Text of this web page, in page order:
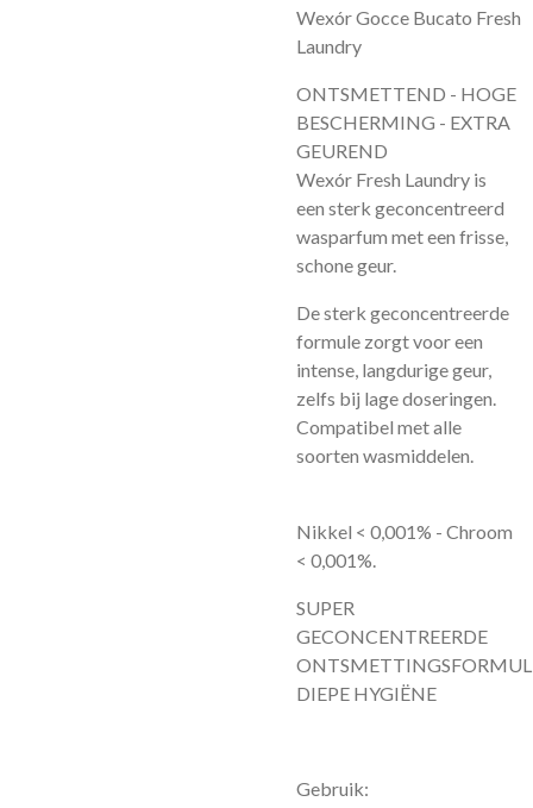
Wexór Gocce Bucato Fresh
Laundry
ONTSMETTEND - HOGE
BESCHERMING - EXTRA
GEUREND
Wexór Fresh Laundry is
een sterk geconcentreerd
wasparfum met een frisse,
schone geur.
De sterk geconcentreerde
formule zorgt voor een
intense, langdurige geur,
zelfs bij lage doseringen.
Compatibel met alle
soorten wasmiddelen.
Nikkel < 0,001% - Chroom
< 0,001%.
SUPER
GECONCENTREERDE
DIEPE HYGIËNE
Gebruik: